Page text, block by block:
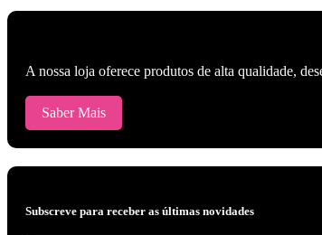
A nossa loja oferece produtos de alta qualidade,
Saber Mais
Subscreve para receber as últimas novidades